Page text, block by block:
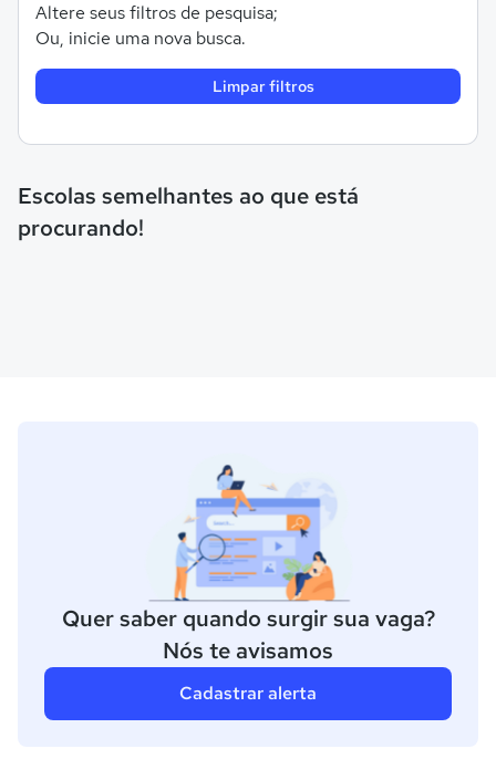
Altere seus filtros de pesquisa;
Ou, inicie uma nova busca.
Limpar filtros
Escolas semelhantes ao que está
procurando!
Quer saber quando surgir sua vaga?
Nós te avisamos
Cadastrar alerta